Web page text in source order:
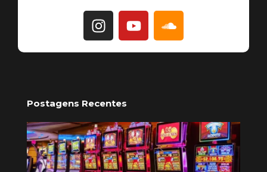
Postagens Recentes